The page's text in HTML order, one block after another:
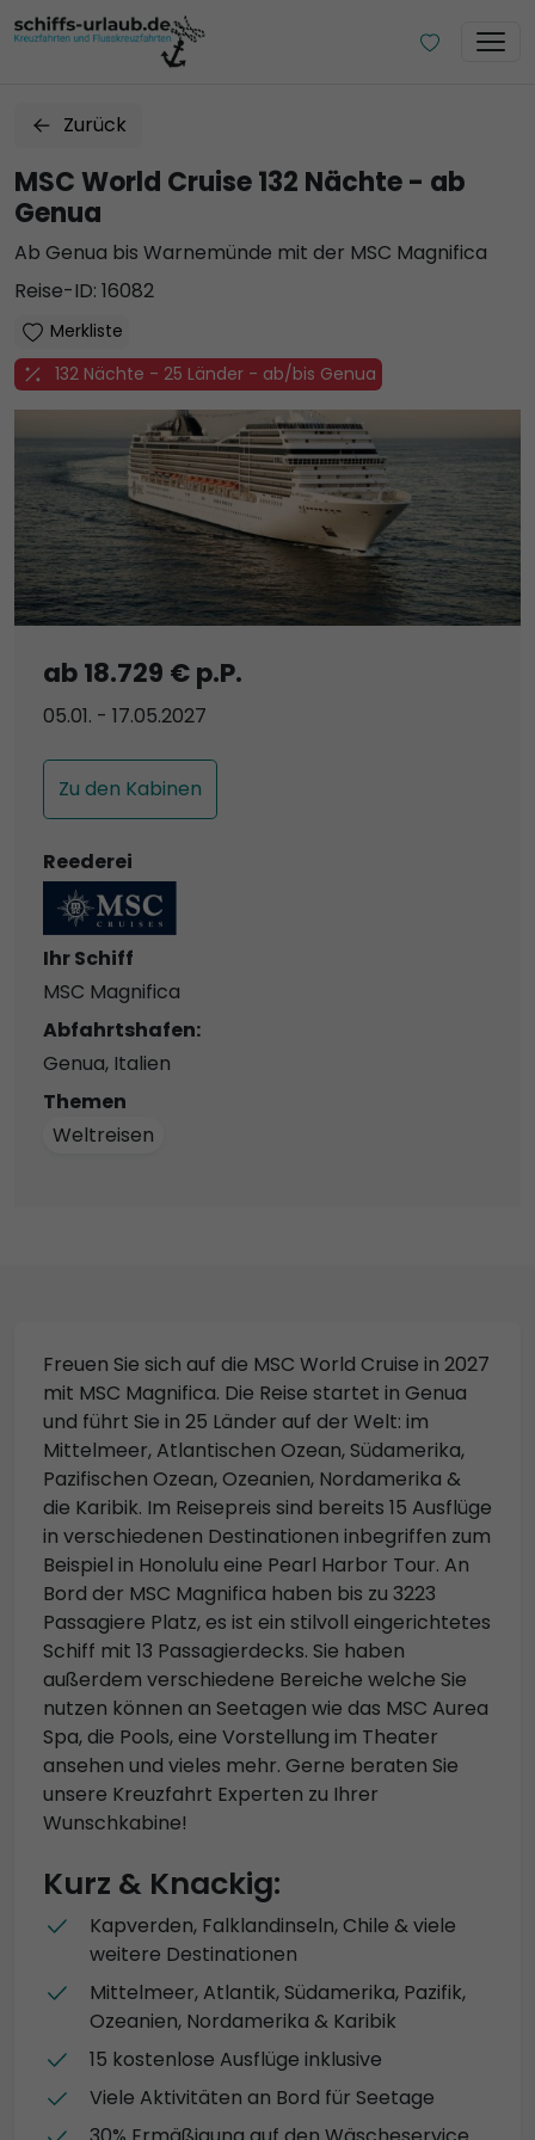
Zurück
MSC World Cruise 132 Nächte - ab
Genua
Ab Genua bis Warnemünde mit der MSC Magnifica
Reise-ID: 16082
Merkliste
132 Nächte - 25 Länder - ab/bis Genua
ab 18.729 € p.P.
05.01. - 17.05.2027
Zu den Kabinen
Reederei
Ihr Schiff
MSC Magnifica
Abfahrtshafen:
Genua, Italien
Themen
Weltreisen
Freuen Sie sich auf die MSC World Cruise in 2027
mit MSC Magnifica. Die Reise startet in Genua
und führt Sie in 25 Länder auf der Welt: im
Mittelmeer, Atlantischen Ozean, Südamerika,
Pazifischen Ozean, Ozeanien, Nordamerika &
die Karibik. Im Reisepreis sind bereits 15 Ausflüge
in verschiedenen Destinationen inbegriffen zum
Beispiel in Honolulu eine Pearl Harbor Tour. An
Bord der MSC Magnifica haben bis zu 3223
Passagiere Platz, es ist ein stilvoll eingerichtetes
Schiff mit 13 Passagierdecks. Sie haben
außerdem verschiedene Bereiche welche Sie
nutzen können an Seetagen wie das MSC Aurea
Spa, die Pools, eine Vorstellung im Theater
ansehen und vieles mehr. Gerne beraten Sie
unsere Kreuzfahrt Experten zu Ihrer
Wunschkabine!
Kurz & Knackig:
Kapverden, Falklandinseln, Chile & viele
weitere Destinationen
Mittelmeer, Atlantik, Südamerika, Pazifik,
Ozeanien, Nordamerika & Karibik
15 kostenlose Ausflüge inklusive
Viele Aktivitäten an Bord für Seetage